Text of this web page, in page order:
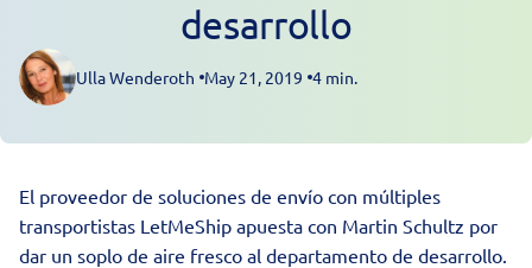
desarrollo
Posted by
Ulla Wenderoth May 21, 2019 4 min.
El proveedor de soluciones de envío con múltiples
transportistas LetMeShip apuesta con Martin Schultz por
dar un soplo de aire fresco al departamento de desarrollo.